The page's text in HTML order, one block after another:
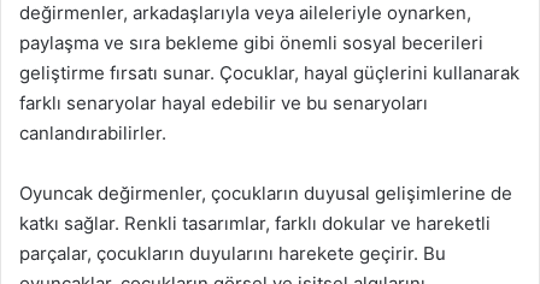
değirmenler, arkadaşlarıyla veya aileleriyle oynarken,
paylaşma ve sıra bekleme gibi önemli sosyal becerileri
geliştirme fırsatı sunar. Çocuklar, hayal güçlerini kullanarak
farklı senaryolar hayal edebilir ve bu senaryoları
canlandırabilirler.
Oyuncak değirmenler, çocukların duyusal gelişimlerine de
katkı sağlar. Renkli tasarımlar, farklı dokular ve hareketli
parçalar, çocukların duyularını harekete geçirir. Bu